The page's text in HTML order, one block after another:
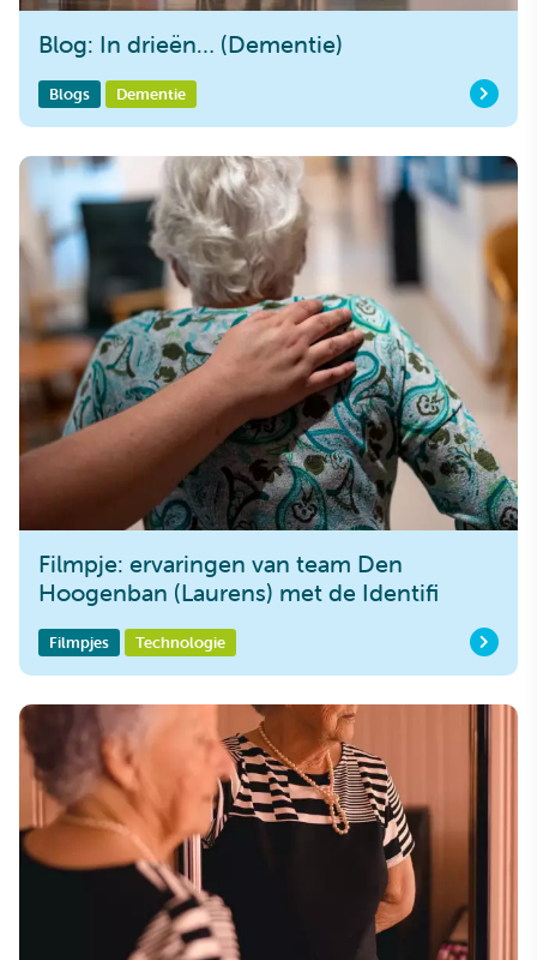
Blog: In drieën… (Dementie)
Blogs Dementie
Filmpje: ervaringen van team Den
Hoogenban (Laurens) met de Identifi
Filmpjes Technologie